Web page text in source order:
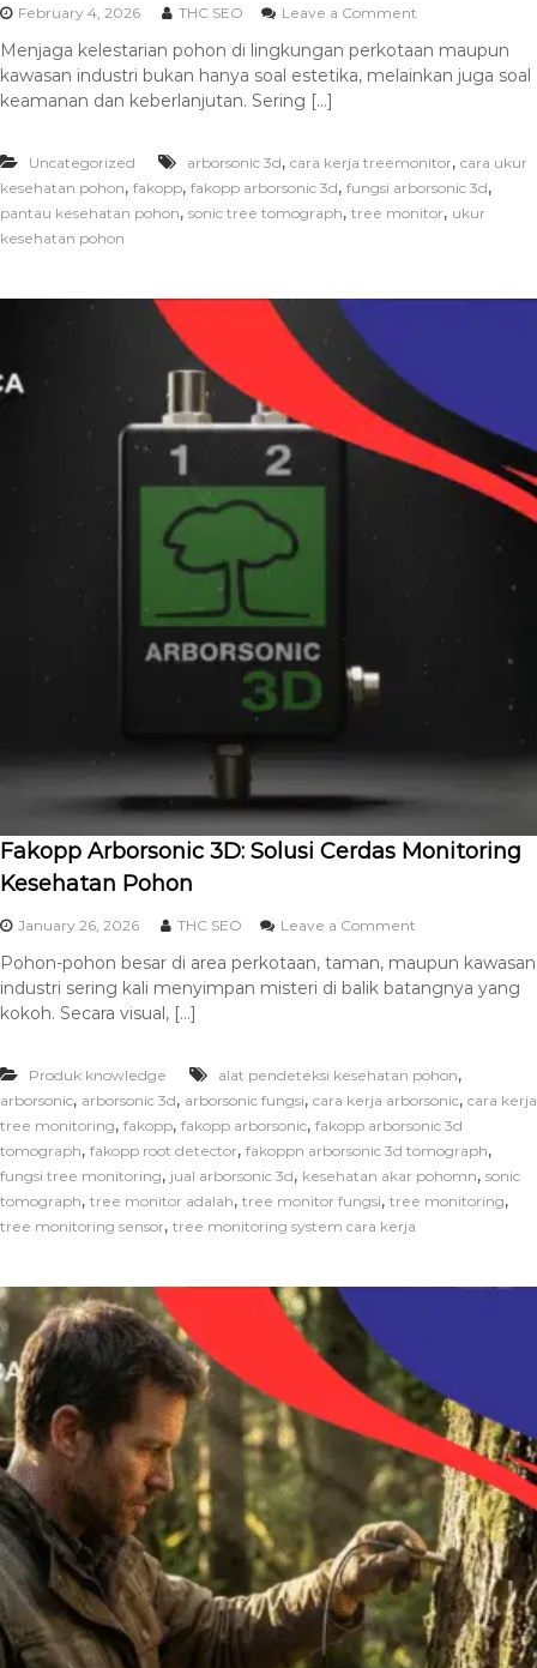
February 4, 2026 THC SEO Leave a Comment
Menjaga kelestarian pohon di lingkungan perkotaan maupun
kawasan industri bukan hanya soal estetika, melainkan juga soal
keamanan dan keberlanjutan. Sering […]
Uncategorized arborsonic 3d, cara kerja treemonitor, cara ukur
kesehatan pohon, fakopp, fakopp arborsonic 3d, fungsi arborsonic 3d,
pantau kesehatan pohon, sonic tree tomograph, tree monitor, ukur
kesehatan pohon
Fakopp Arborsonic 3D: Solusi Cerdas Monitoring
Kesehatan Pohon
January 26, 2026 THC SEO Leave a Comment
Pohon-pohon besar di area perkotaan, taman, maupun kawasan
industri sering kali menyimpan misteri di balik batangnya yang
kokoh. Secara visual, […]
Produk knowledge alat pendeteksi kesehatan pohon,
arborsonic, arborsonic 3d, arborsonic fungsi, cara kerja arborsonic, cara kerja
tree monitoring, fakopp, fakopp arborsonic, fakopp arborsonic 3d
tomograph, fakopp root detector, fakoppn arborsonic 3d tomograph,
fungsi tree monitoring, jual arborsonic 3d, kesehatan akar pohomn, sonic
tomograph, tree monitor adalah, tree monitor fungsi, tree monitoring,
tree monitoring sensor, tree monitoring system cara kerja